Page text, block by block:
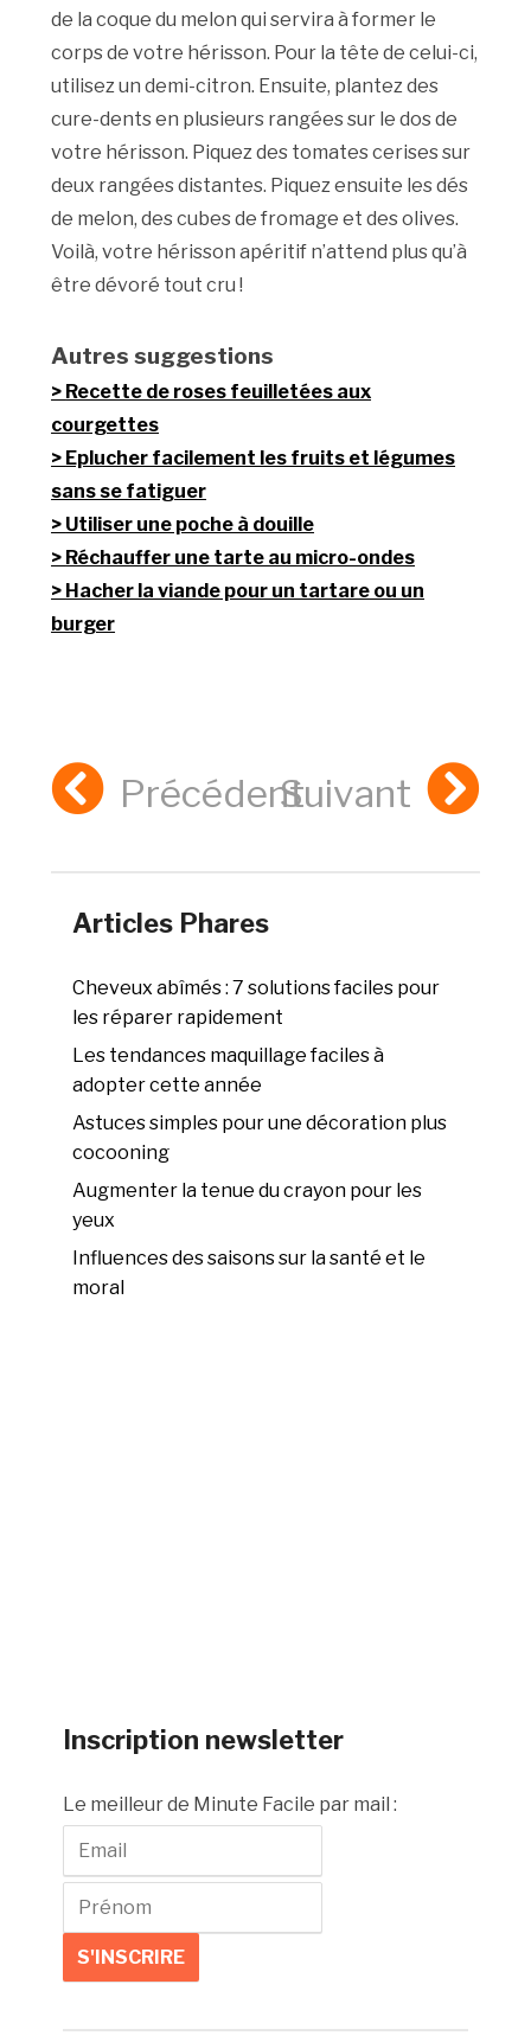
de la coque du melon qui servira à former le
corps de votre hérisson. Pour la tête de celui-ci,
utilisez un demi-citron. Ensuite, plantez des
cure-dents en plusieurs rangées sur le dos de
votre hérisson. Piquez des tomates cerises sur
deux rangées distantes. Piquez ensuite les dés
de melon, des cubes de fromage et des olives.
Voilà, votre hérisson apéritif n’attend plus qu’à
être dévoré tout cru !
Autres suggestions
Recette de roses feuilletées aux
courgettes
Eplucher facilement les fruits et légumes
sans se fatiguer
Utiliser une poche à douille
Réchauffer une tarte au micro-ondes
Hacher la viande pour un tartare ou un
burger
PrécédentSuivant
Articles Phares
Cheveux abîmés : 7 solutions faciles pour
les réparer rapidement
Les tendances maquillage faciles à
adopter cette année
Astuces simples pour une décoration plus
cocooning
Augmenter la tenue du crayon pour les
yeux
Influences des saisons sur la santé et le
moral
Inscription newsletter
Le meilleur de Minute Facile par mail :